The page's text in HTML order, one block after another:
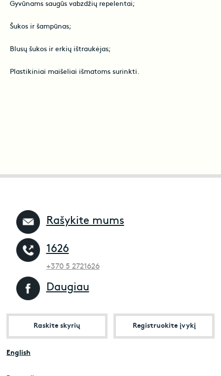
Gyvūnams saugūs vabzdžių repelentai;
Šukos ir šampūnas;
Blusų šukos ir erkių ištraukėjas;
Plastikiniai maišeliai išmatoms surinkti.
Rašykite mums
1626
+370 5 2721626
Daugiau
Raskite skyrių Registruokite įvykį
English